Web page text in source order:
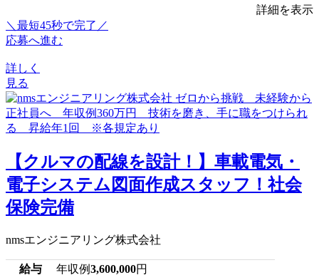
詳細を表示
＼最短45秒で完了／
応募へ進む
詳しく
見る
【クルマの配線を設計！】車載電気・
電子システム図面作成スタッフ！社会
保険完備
nmsエンジニアリング株式会社
給与 年収例3,600,000円